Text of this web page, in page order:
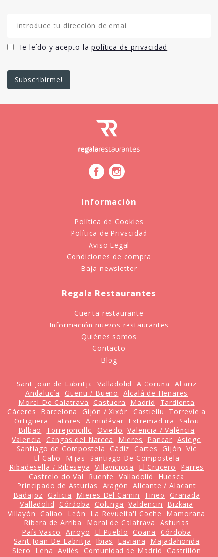
He leído y acepto la política de privacidad
Información
Política de Cookies
Política de Privacidad
Aviso Legal
Condiciones de compra
Baja newsletter
Regala Restaurantes
Cuenta restaurante
Información nuevos restaurantes
Quiénes somos
Contacto
Blog
Sant Joan de Labritja Valladolid A Coruña
Allariz
Andalucía
Gueñu / Bueño
Alcalá de Henares
Moral De Calatrava
Castuera Madrid
Tardienta
Cáceres
Barcelona Gijón / Xixón Castiellu
Torrevieja
Ortiguera
Latores Almudévar Extremadura
Salou
Bilbao
Torrejoncillo Oviedo
Valencia / València
Valencia
Cangas del Narcea Mieres Pancar Asiego
Santiago de Compostela
Cádiz Cartes Gijón
Vic
El Cabo
Mijas
Santiago De Compostela
Ribadesella / Ribeseya
Villaviciosa El Crucero
Parres
Castrelo do Val
Ruente Valladolid
Huesca
Principado de Asturias
Aragón
Alicante / Alacant
Badajoz
Galicia Mieres Del Camin Tineo
Granada
Valladolid
Córdoba Colunga Valdencin
Bizkaia
Villayón
Caliao León La Revuelta'l Coche
Mamorana
Ribera de Arriba
Moral de Calatrava
Asturias
País Vasco
Arroyo El Pueblo Coaña
Córdoba
Sant Joan De Labritja
Ibias Laviana
Majadahonda
Siero
Lena Avilés Comunidad de Madrid
Castrillón